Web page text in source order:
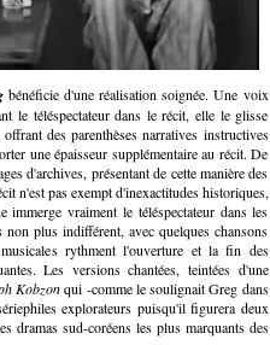
bénéficie d'une réalisation soignée. Une voix
le téléspectateur dans le récit, elle le glisse
des parenthèses narratives instructives
une épaisseur supplémentaire au récit. De
d'archives, présentant de cette manière des
n'est pas exempt d'inexactitudes historiques,
immerge vraiment le téléspectateur dans les
plus indifférent, avec quelques chansons
rythment l'ouverture et la fin des
Les versions chantées, teintées d'une
Kobzonqui -comme le soulignait Greg dans
explorateurs puisqu'il figurera deux
dramas sud-coréens les plus marquants des